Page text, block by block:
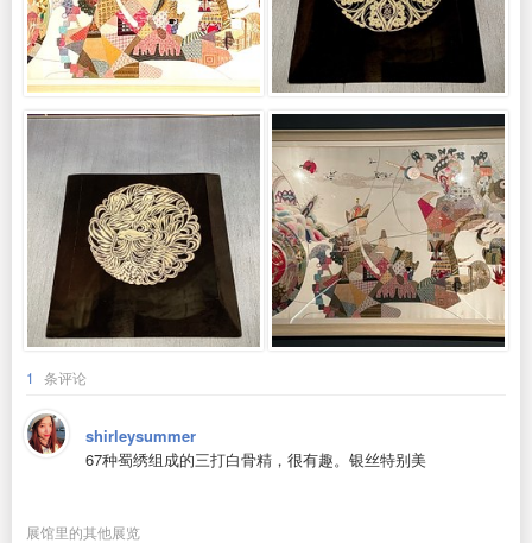
1 条评论
shirleysummer
67种蜀绣组成的三打白骨精，很有趣。银丝特别美
展馆里的其他展览